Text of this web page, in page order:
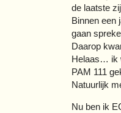
de laatste
Binnen een
gaan
Daarop
Helaas… ik
PAM 111
Natuurlijk
Nu ben ik